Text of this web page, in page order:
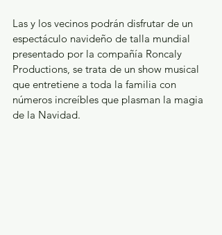
Las y los vecinos podrán disfrutar de un
espectáculo navideño de talla mundial
presentado por la compañía Roncaly
Productions, se trata de un show musical
que entretiene a toda la familia con
números increíbles que plasman la magia
de la Navidad.